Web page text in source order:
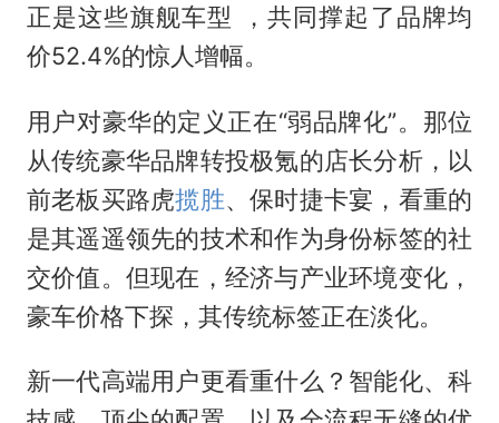
正是这些旗舰车型 ，共同撑起了品牌均
价52.4%的惊人增幅。
用户对豪华的定义正在“弱品牌化”。那位
从传统豪华品牌转投极氪的店长分析，以
前老板买路虎揽胜、保时捷卡宴，看重的
是其遥遥领先的技术和作为身份标签的社
交价值。但现在，经济与产业环境变化，
豪车价格下探，其传统标签正在淡化。
新一代高端用户更看重什么？智能化、科